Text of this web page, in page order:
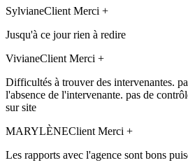
SylvianeClient Merci +
Jusqu'à ce jour rien à redire
VivianeClient Merci +
Difficultés à trouver des intervenantes.
l'absence de l'intervenante. pas de
sur site
MARYLÈNEClient Merci +
Les rapports avec l'agence sont bons